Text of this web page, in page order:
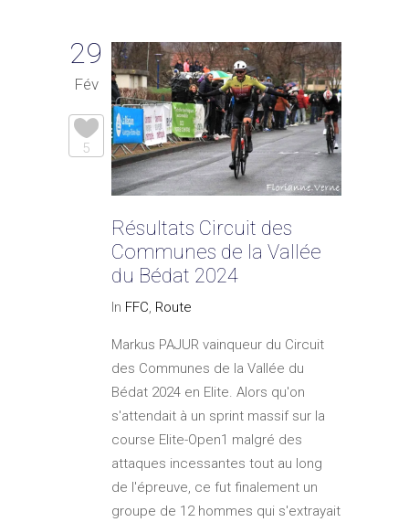
29
Fév
5
Résultats Circuit des
Communes de la Vallée
du Bédat 2024
In FFC, Route
Markus PAJUR vainqueur du Circuit
des Communes de la Vallée du
Bédat 2024 en Elite. Alors qu'on
s'attendait à un sprint massif sur la
course Elite-Open1 malgré des
attaques incessantes tout au long
de l'épreuve, ce fut finalement un
groupe de 12 hommes qui s'extrayait